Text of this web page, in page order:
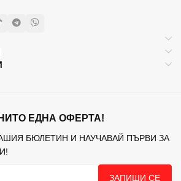
ЕДНА ОФЕРТА!
БЮЛЕТИН И НАУЧАВАЙ ПЪРВИ ЗА
ЗАПИШИ СЕ